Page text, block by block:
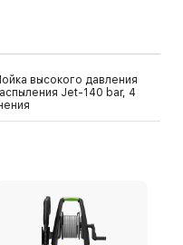
высокого давления
Jet-140 bar, 4